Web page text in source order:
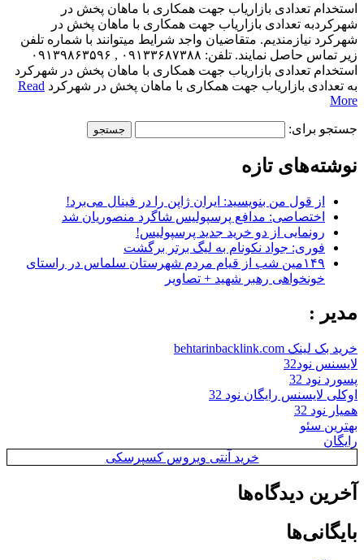
استخدام تعدادی بازاریاب جهت همکاری با ماهان پخش در
شهرکردبه تعدادی بازاریاب جهت همکاری با ماهان پخش در
شهرکرد نیازمندیم. متقاضیان واجد شرایط میتوانند با شماره تلفن
زیر تماس حاصل نمایند. تلفن: ۰۹۱۳۳۶۸۷۳۸۸ , ۰۹۱۳۹۸۶۳۵۹۶
استخدام تعدادی بازاریاب جهت همکاری با ماهان پخش در شهرکرد
به تعدادی بازاریاب جهت همکاری با ماهان پخش در شهرکرد Read
More
جستجو برای:
نوشته‌های تازه
از قول من بنویسید: ایران ژاپن را در فینال می‌برد!
اختصاصی: مدافع پرسپولیس شاگرد منصوریان شد
رونمایی از دو خرید جدید پرسپولیس!
فوری: جواد نکونام به لیگ برتر برگشت
۱۴۹مین شب از قیام مردم شهرستان سلماس در راستای
خونخواهی رهبر شهید + تصاویر
مدیر :
خرید بک لینک behtarinbacklink.com
لایسنس نود32
پسورد نود 32
اوکلی لایسنس رایگان نود 32
همیار نود 32
بهترین سئو
رایگان
خرید آنتی ویروس کسپرسکی
آخرین دیدگاه‌ها
بایگانی‌ها